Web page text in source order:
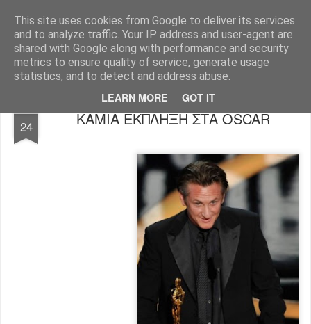
This site uses cookies from Google to deliver its services
and to analyze traffic. Your IP address and user-agent are
shared with Google along with performance and security
metrics to ensure quality of service, generate usage
statistics, and to detect and address abuse.
LEARN MORE GOT IT
FilmBoy
24 ΚΑΜΙΑ ΕΚΠΛΗΞΗ ΣΤΑ OSCAR